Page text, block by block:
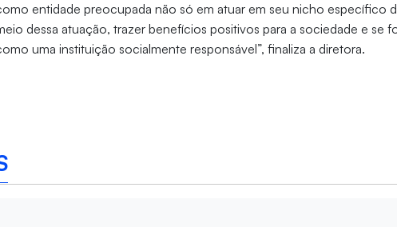
entidade preocupada não só em atuar em seu nicho específico
dessa atuação, trazer benefícios positivos para a sociedade e se
uma instituição socialmente responsável”, finaliza a diretora.